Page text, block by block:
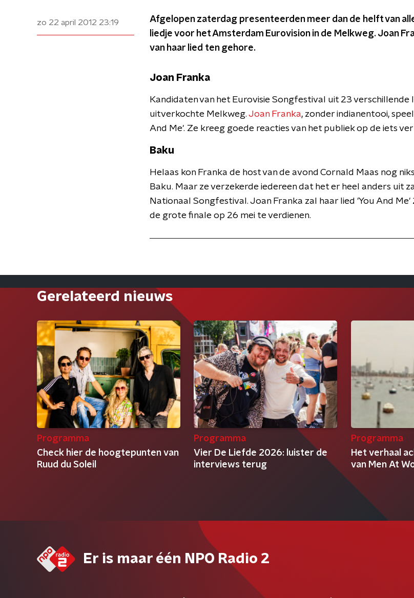
zo 22 april 2012 23:19
Afgelopen zaterdag presenteerden meer dan de helft van
liedje voor het Amsterdam Eurovision in de Melkweg. Joan
van haar lied ten gehore.
Joan Franka
Kandidaten van het Eurovisie Songfestival uit 23 verschillende
uitverkochte Melkweg. Joan Franka, zonder indianentooi,
And Me'. Ze kreeg goede reacties van het publiek op de iets
Baku
Helaas kon Franka de host van de avond Cornald Maas nog
Baku. Maar ze verzekerde iedereen dat het er heel anders uit
Nationaal Songfestival. Joan Franka zal haar lied 'You And Me'
de grote finale op 26 mei te verdienen.
Gerelateerd nieuws
Programma
Check hier de hoogtepunten van
Ruud du Soleil
Programma
Vier De Liefde 2026: luister de
interviews terug
Programma
Het verhaal
van Men At
Er is maar één NPO Radio 2